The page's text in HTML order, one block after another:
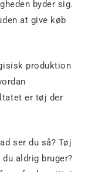
byder sig.
at give køb
produktion
er tøj der
ser du så? Tøj
aldrig bruger?